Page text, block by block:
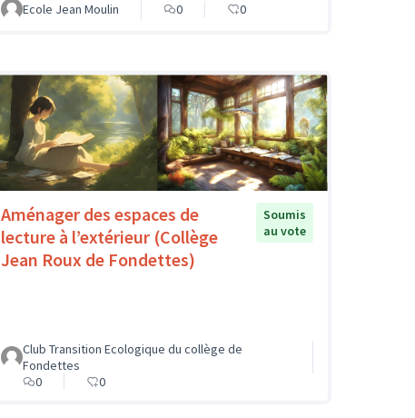
Ecole Jean Moulin 0 0
Aménager des espaces de
lecture à l’extérieur (Collège
Jean Roux de Fondettes)
Soumis
au vote
Club Transition Ecologique du collège de
Fondettes
0
0